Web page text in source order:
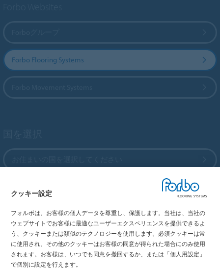
Forbo Flooring Systems
My Forbo
最新カタログ
メディア掲載情報
イベント情報
ショールーム
クッキー設定
フォルボは、お客様の個人データを尊重し、保護します。当社は、当社の
ウェブサイトでお客様に最適なユーザーエクスペリエンスを提供できるよ
う、クッキーまたは類似のテクノロジーを使用します。必須クッキーは常
に使用され、その他のクッキーはお客様の同意が得られた場合にのみ使用
されます。お客様は、いつでも同意を撤回するか、または「個人用設定」
で個別に設定を行えます。